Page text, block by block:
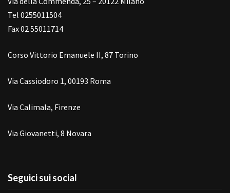
Tel 0255011504
Fax 02 55011714
Corso Vittorio Emanuele II, 87 Torino
Via Cassiodoro 1, 00193 Roma
Via Calimala, Firenze
Via Giovanetti, 8 Novara
Seguici sui social